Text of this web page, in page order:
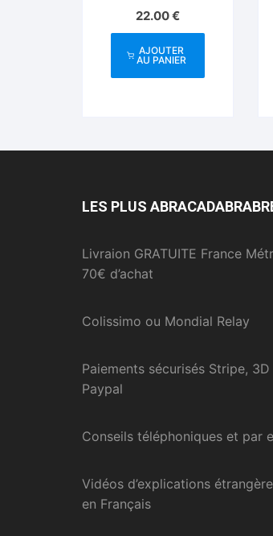
22.00€
AJOUTER
AU PANIER
LES PLUS
Livraion GRATUITE France
70€ d’achat
Colissimo ou Mondial Relay
Paiements sécurisés Stripe,
Paypal
Conseils téléphoniques et par
Vidéos d’explications
en Français